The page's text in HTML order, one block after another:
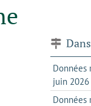
Données
juin 2026
Données